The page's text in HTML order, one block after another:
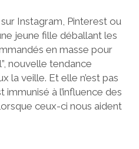
Instagram, Pinterest ou
jeune fille déballant les
en masse pour
nouvelle tendance
la veille. Et elle n’est pas
immunisé à l’influence des
ceux-ci nous aident